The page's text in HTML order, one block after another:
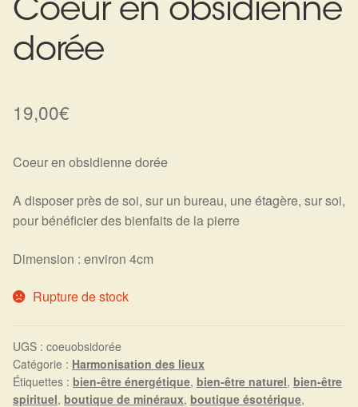
Harmonisation de l’être
Soin beauté
Encens
Arts Divinatoires : Percez les Mystères de l’Invisible
Coeur en obsidienne
dorée
19,00€
Coeur en obsidienne dorée
A disposer près de soi, sur un bureau, une étagère, sur soi,
pour bénéficier des bienfaits de la pierre
Dimension : environ 4cm
Rupture de stock
UGS : coeuobsidorée
Catégorie : Harmonisation des lieux
Étiquettes : bien-être énergétique, bien-être naturel, bien-être
spirituel, boutique de minéraux, boutique ésotérique,